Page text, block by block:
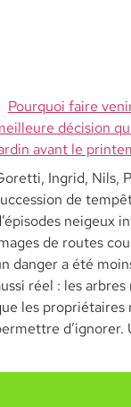
Pourquoi faire
décision
avant le
Ingrid, Nils,
de
neigeux
de routes
danger a été
réel : les
les propriétaires
d’ignorer.